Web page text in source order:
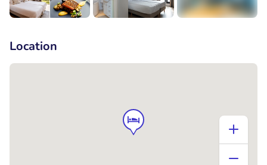
Location